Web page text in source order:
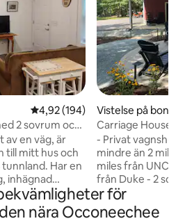
4,92 av 5 i genomsnittligt
4,92 (194)
2 sovrum och
av en väg, är
till mitt hus och
Har en
inhägnad
fullt utrustat kök
har en
Vistelse på
pel Hill
Carriage House-
stigar & damm
- Privat vagnshus
mindre än 2 miles
miles från UNC;
från Duke - 2 sovrum med dubbelsäng, 2
enkelsängar och
hektar stor
för
nära Occoneechee